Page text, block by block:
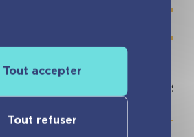
Tout accepter
Tout refuser